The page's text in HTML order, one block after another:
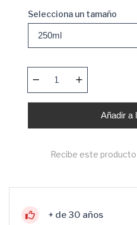
Selecciona un tamaño
Añadir a
Recibe este
+ de 30 años